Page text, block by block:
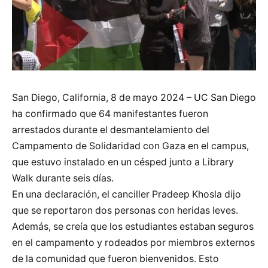
San Diego, California, 8 de mayo 2024 – UC San Diego
ha confirmado que 64 manifestantes fueron
arrestados durante el desmantelamiento del
Campamento de Solidaridad con Gaza en el campus,
que estuvo instalado en un césped junto a Library
Walk durante seis días.
En una declaración, el canciller Pradeep Khosla dijo
que se reportaron dos personas con heridas leves.
Además, se creía que los estudiantes estaban seguros
en el campamento y rodeados por miembros externos
de la comunidad que fueron bienvenidos. Esto